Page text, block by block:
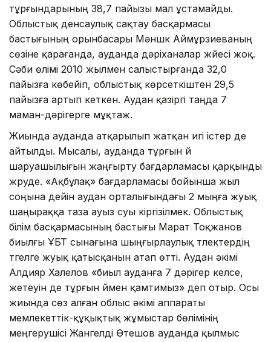
тұрғындарының 38,7 пайызы мал ұстамайды.
Облыстық денсаулық сақтау басқармасы
бастығының орынбасары Мәншүк Аймұрзиеваның
сөзіне қарағанда, ауданда дәріханалар жүйесі жоқ.
Сәби өлімі 2010 жылмен салыстырғанда 32,0
пайызға көбейіп, облыстық көрсеткіштен 29,5
пайызға артып кеткен. Аудан қазіргі таңда 7
маман-дәрігерге мұқтаж.
Жиында ауданда атқарылып жатқан игі істер де
айтылды. Мысалы, ауданда тұрғын үй
шаруашылығын жаңғырту бағдарламасы қарқынды
жүруде. «Ақбұлақ» бағдарламасы бойынша жыл
соңына дейін аудан орталығындағы 2 мыңға жуық
шаңыраққа таза ауыз суы кіргізілмек. Облыстық
білім басқармасының бастығы Марат Тоқжанов
биылғы ҰБТ сынағына шыңғырлаулық түлектердің
түгелге жуық қатысқанын атап өтті. Аудан әкімі
Алдияр Халелов «биыл ауданға 7 дәрігер келсе,
жетеуін де тұрғын үймен қамтимыз» деп отыр. Осы
жиында сөз алған облыс әкімі аппараты
мемлекеттік-құқықтық жұмыстар бөлімінің
меңгерушісі Жангелді Өтешов ауданда қылмыс